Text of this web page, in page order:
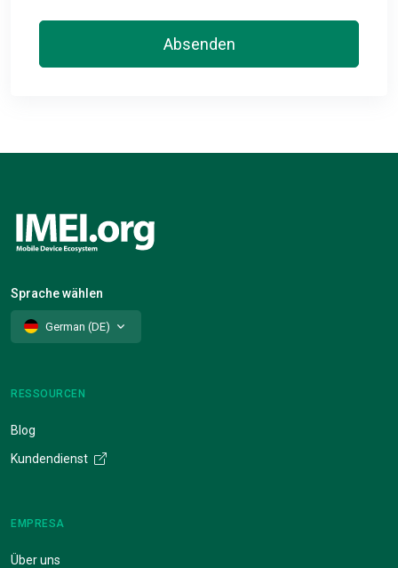
Absenden
Sprache wählen
German (DE)
RESSOURCEN
Blog
Kundendienst
EMPRESA
Über uns